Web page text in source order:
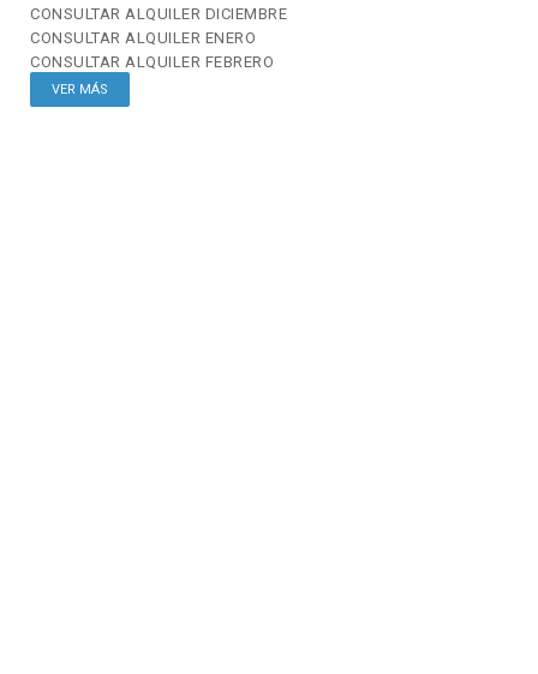
CONSULTAR ALQUILER DICIEMBRE
CONSULTAR ALQUILER ENERO
CONSULTAR ALQUILER FEBRERO
VER MÁS